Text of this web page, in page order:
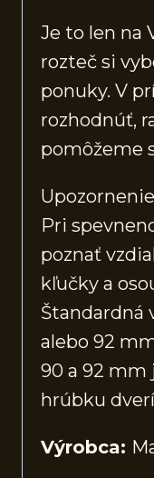
Je to len na
rozteč si
ponuky. V
rozhodnúť,
pomôžeme
Pri
poznať
kľučky a
Štandardná
alebo 92
90 a 92 mm
hrúbku
Výrobca: